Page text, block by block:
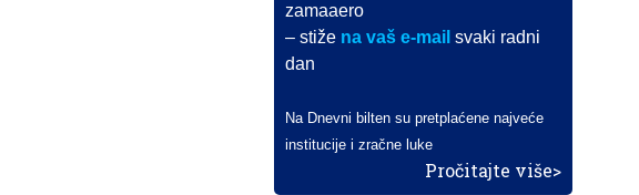
zamaaero
– stiže na vaš e-mail svaki radni
dan
Na Dnevni bilten su pretplaćene najveće
institucije i zračne luke
Pročitajte više>